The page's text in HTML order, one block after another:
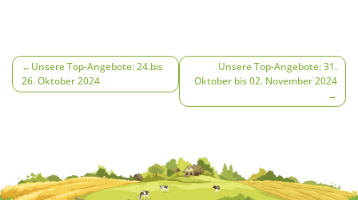
Beitragsnavigation
Unsere Top-Angebote: 24.bis
26. Oktober 2024
Unsere Top-Angebote: 31.
Oktober bis 02. November 2024